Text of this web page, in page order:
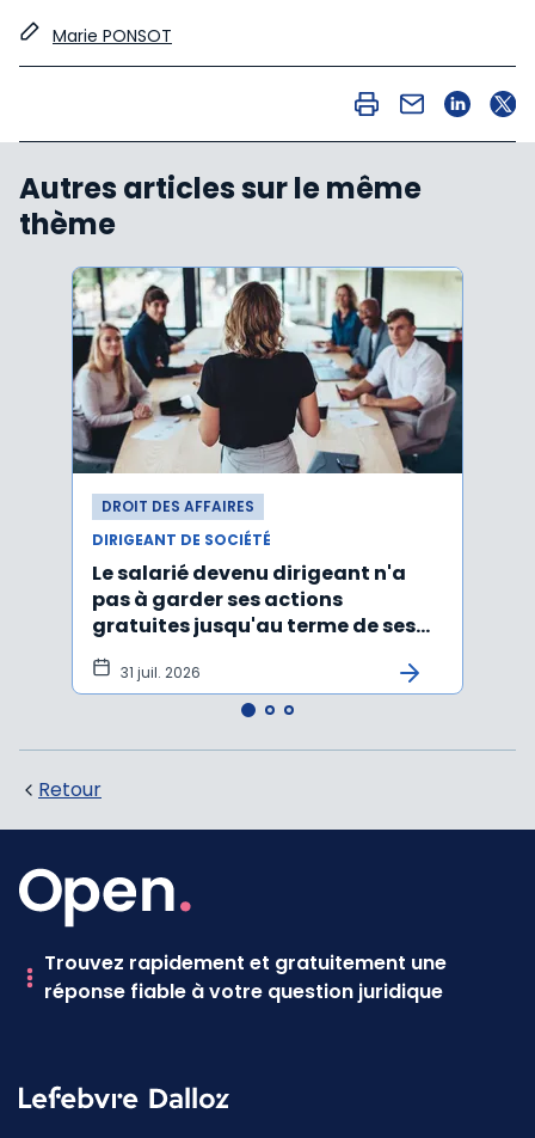
Marie PONSOT
Autres articles sur le même
thème
DROIT DES AFFAIRES
DIRIGEANT DE SOCIÉTÉ
Le salarié devenu dirigeant n'a
pas à garder ses actions
gratuites jusqu'au terme de ses
fonctions
31 juil. 2026
Retour
Trouvez rapidement et gratuitement une
réponse fiable à votre question juridique